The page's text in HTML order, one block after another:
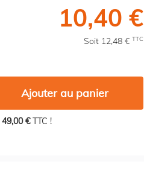
10,40 €
Soit 12,48 € TTC
Ajouter au panier
49,00 €TTC !